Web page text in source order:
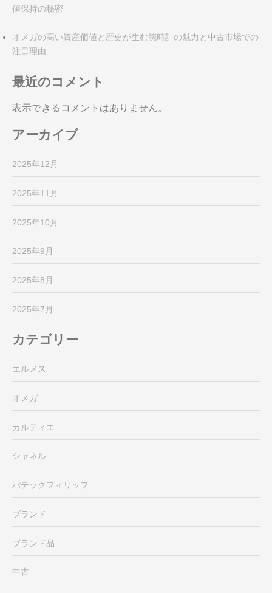
値保持の秘密
オメガの高い資産価値と歴史が生む腕時計の魅力と中古市場での
注目理由
最近のコメント
表示できるコメントはありません。
アーカイブ
2025年12月
2025年11月
2025年10月
2025年9月
2025年8月
2025年7月
カテゴリー
エルメス
オメガ
カルティエ
シャネル
パテックフィリップ
ブランド
ブランド品
中古